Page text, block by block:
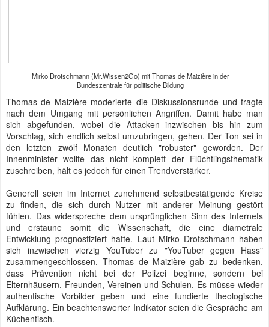
Mirko Drotschmann (Mr.Wissen2Go) mit Thomas de Maizière in der
Bundeszentrale für politische Bildung
Thomas de Maizière moderierte die Diskussionsrunde und fragte
nach dem Umgang mit persönlichen Angriffen. Damit habe man
sich abgefunden, wobei die Attacken inzwischen bis hin zum
Vorschlag, sich endlich selbst umzubringen, gehen. Der Ton sei in
den letzten zwölf Monaten deutlich "robuster" geworden. Der
Innenminister wollte das nicht komplett der Flüchtlingsthematik
zuschreiben, hält es jedoch für einen Trendverstärker.
Generell seien im Internet zunehmend selbstbestätigende Kreise
zu finden, die sich durch Nutzer mit anderer Meinung gestört
fühlen. Das widerspreche dem ursprünglichen Sinn des Internets
und erstaune somit die Wissenschaft, die eine diametrale
Entwicklung prognostiziert hatte. Laut Mirko Drotschmann haben
sich inzwischen vierzig YouTuber zu "YouTuber gegen Hass"
zusammengeschlossen. Thomas de Maizière gab zu bedenken,
dass Prävention nicht bei der Polizei beginne, sondern bei
Elternhäusern, Freunden, Vereinen und Schulen. Es müsse wieder
authentische Vorbilder geben und eine fundierte theologische
Aufklärung. Ein beachtenswerter Indikator seien die Gespräche am
Küchentisch.